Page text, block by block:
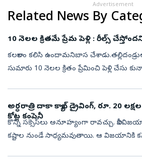
Advertisement
Related News By
10 నెలల క్రితమే ప్రేమ పెళ్లి : రీల్స్‌
కలకాలం కలిసి ఉందామనిబాస
సుమారు 10 నెలల క్రితం ప్రేమించి పెళ్లి చేసు కున్నాడు. కన్న
అర్ధరాత్రి దాకా క్యాబ్ డ్రైవింగ్‌, రూ. 20
కోట్ల కంపెనీ
కొన్ని సక్సెస్‌లు అనూహ్యంగా రావచ్చు.
కష్టాల నుండే సాధ్యమవుతాయి. ఆ విజయానికి